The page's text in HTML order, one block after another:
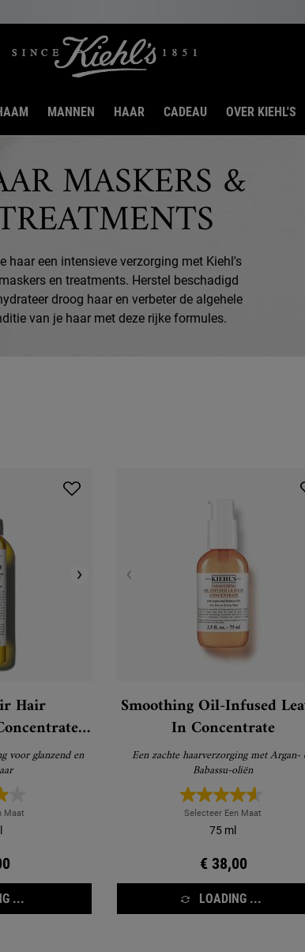
MANNEN HAAR CADEAU OVER KIEHL'S
MASKERS &
haar een intensieve verzorging met Kiehl's
en treatments. Herstel beschadigd
droog haar en verbeter de algehele
van je haar met deze rijke formules.
Hair
Leaf and
en
Maat
...
Smoothing Oil-Infused
In Concentrate
Een zachte haarverzorging met Argan- en
Babassu-oliën
Selecteer Een Maat
75 ml
€ 38,00
LOADING ...